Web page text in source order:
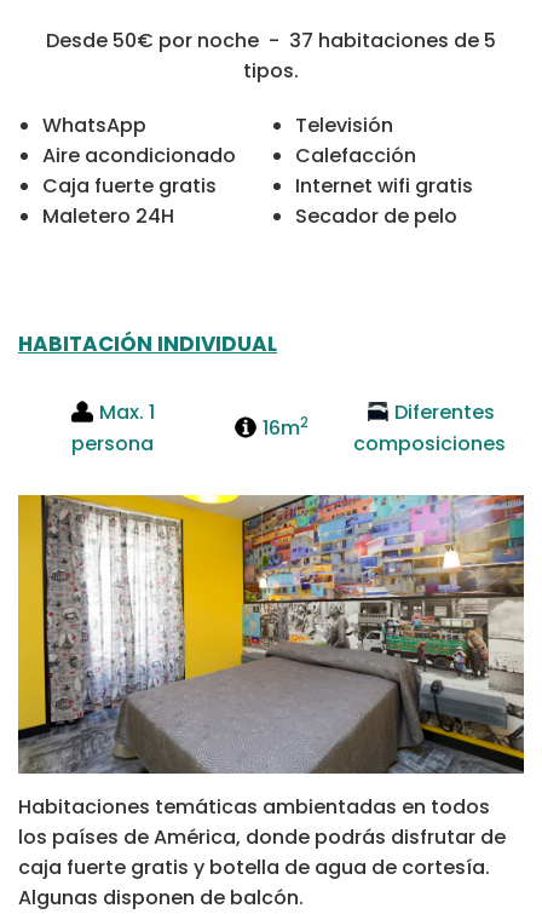
Desde 50€ por noche - 37 habitaciones de 5
tipos.
WhatsApp
Televisión
Aire acondicionado
Calefacción
Caja fuerte gratis
Internet wifi gratis
Maletero 24H
Secador de pelo
HABITACIÓN INDIVIDUAL
Max. 1
persona
16m2
Diferentes
composiciones
Habitaciones temáticas ambientadas en todos
los países de América, donde podrás disfrutar de
caja fuerte gratis y botella de agua de cortesía.
Algunas disponen de balcón.